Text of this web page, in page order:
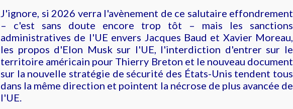
J'ignore, si 2026 verra l'avènement de ce salutaire effondrement
– c'est sans doute encore trop tôt – mais les sanctions
administratives de l'UE envers Jacques Baud et Xavier Moreau,
les propos d'Elon Musk sur l'UE, l'interdiction d'entrer sur le
territoire américain pour Thierry Breton et le nouveau document
sur la nouvelle stratégie de sécurité des États-Unis tendent tous
dans la même direction et pointent la nécrose de plus avancée de
l'UE.